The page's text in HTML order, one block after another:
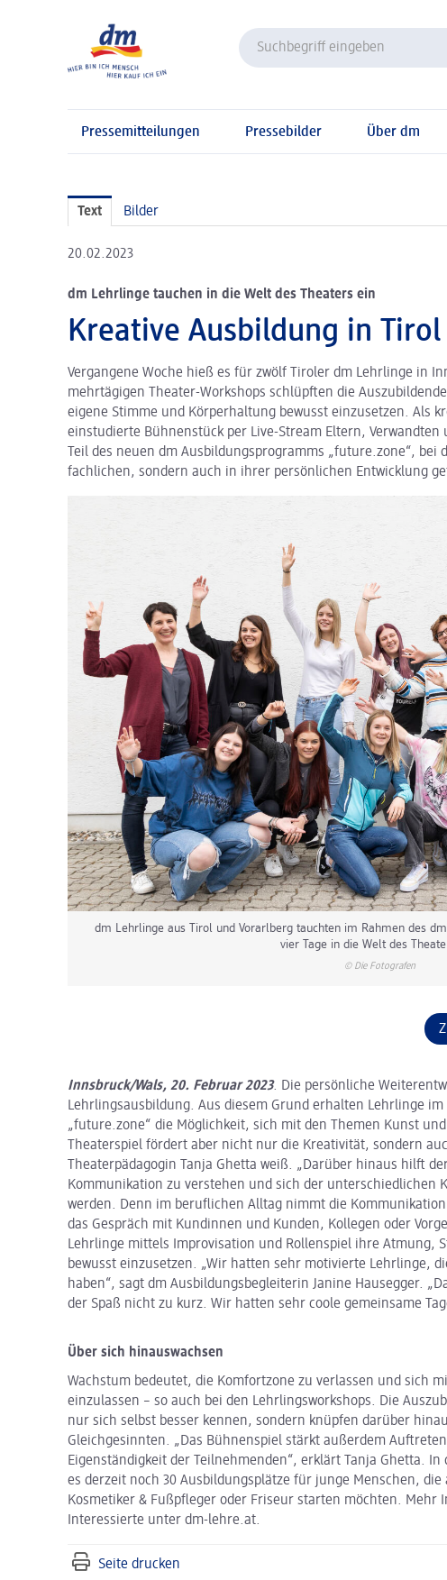
Pressemitteilungen Pressebilder Über dm
Text Bilder
20.02.2023
dm Lehrlinge tauchen in die Welt des Theaters ein
Kreative Ausbildung in Tirol
Vergangene Woche hieß es für zwölf Tiroler dm Lehrlinge in
mehrtägigen Theater-Workshops schlüpften die
eigene Stimme und Körperhaltung bewusst einzusetzen. Als
einstudierte Bühnenstück per Live-Stream Eltern,
Teil des neuen dm Ausbildungsprogramms „future.zone“,
fachlichen, sondern auch in ihrer persönlichen Entwicklung
dm Lehrlinge aus Tirol und Vorarlberg tauchten im Rahmen des
vier Tage in die Welt des
© Die Fotografen
Innsbruck/Wals, 20. Februar 2023. Die persönliche
Lehrlingsausbildung. Aus diesem Grund erhalten Lehrlinge
„future.zone“ die Möglichkeit, sich mit den Themen Kunst
Theaterspiel fördert aber nicht nur die Kreativität, sondern
Theaterpädagogin Tanja Ghetta weiß. „Darüber hinaus hilft
Kommunikation zu verstehen und sich der unterschiedlichen
werden. Denn im beruflichen Alltag nimmt die
das Gespräch mit Kundinnen und Kunden, Kollegen oder
Lehrlinge mittels Improvisation und Rollenspiel ihre Atmung,
bewusst einzusetzen. „Wir hatten sehr motivierte Lehrlinge,
haben“, sagt dm Ausbildungsbegleiterin Janine Hausegger.
der Spaß nicht zu kurz. Wir hatten sehr coole gemeinsame
Über sich hinauswachsen
Wachstum bedeutet, die Komfortzone zu verlassen und sich
einzulassen – so auch bei den Lehrlingsworkshops. Die
nur sich selbst besser kennen, sondern knüpfen darüber
Gleichgesinnten. „Das Bühnenspiel stärkt außerdem
Eigenständigkeit der Teilnehmenden“, erklärt Tanja Ghetta.
es derzeit noch 30 Ausbildungsplätze für junge Menschen, die
Kosmetiker & Fußpfleger oder Friseur starten möchten. Mehr
Interessierte unter dm-lehre.at.
Seite drucken